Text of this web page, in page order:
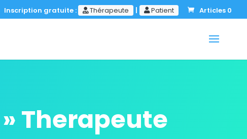
Inscription gratuite : Thérapeute | Patient Articles 0
Therapeute